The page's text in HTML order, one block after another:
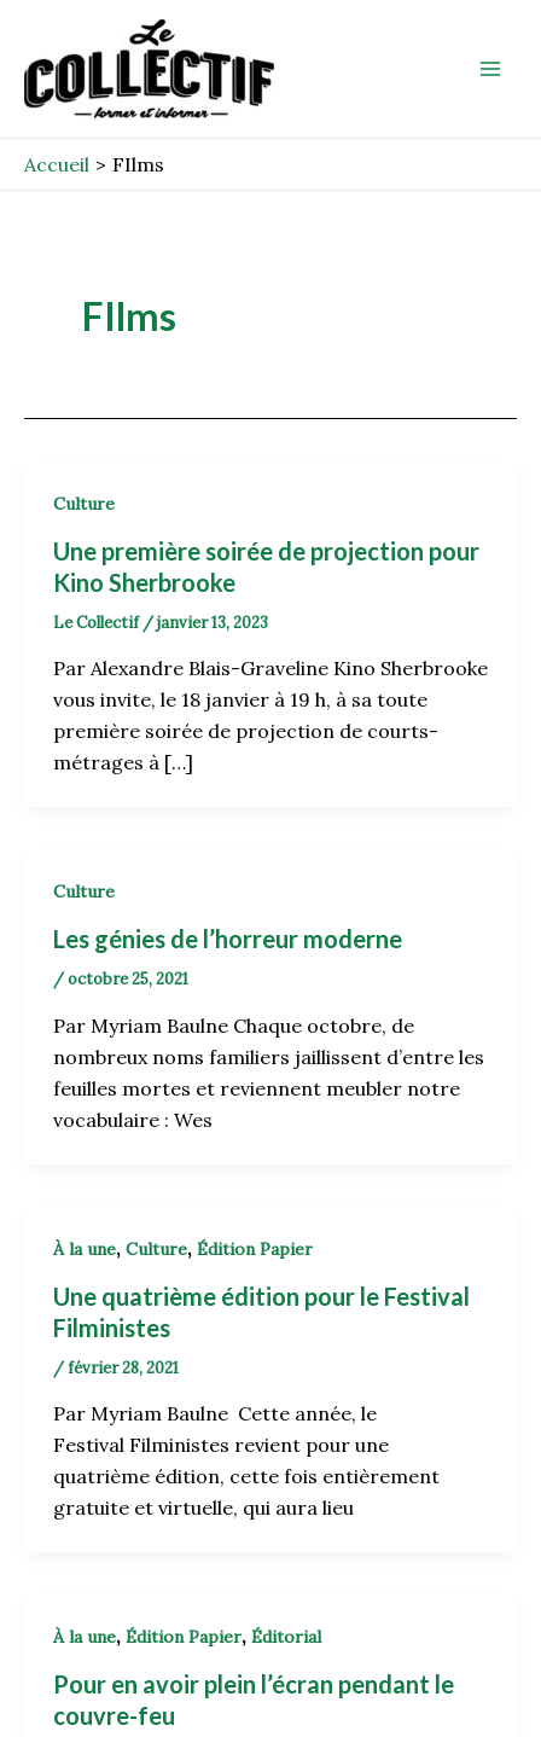
contenu
Accueil FIlms
FIlms
Culture
Une première soirée de projection pour
Kino Sherbrooke
Le Collectif /janvier 13, 2023
Par Alexandre Blais-Graveline Kino Sherbrooke
vous invite, le 18 janvier à 19 h, à sa toute
première soirée de projection de courts-
métrages à […]
Culture
Les génies de l’horreur moderne
/octobre 25, 2021
Par Myriam Baulne Chaque octobre, de
nombreux noms familiers jaillissent d’entre les
feuilles mortes et reviennent meubler notre
vocabulaire : Wes
À la une, Culture, Édition Papier
Une quatrième édition pour le Festival
Filministes
/février 28, 2021
Par Myriam Baulne Cette année, le
Festival Filministes revient pour une
quatrième édition, cette fois entièrement
gratuite et virtuelle, qui aura lieu
À la une, Édition Papier, Éditorial
Pour en avoir plein l’écran pendant le
couvre-feu